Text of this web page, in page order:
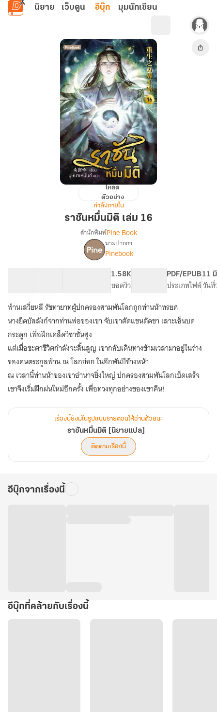
ข้ามไปยังเนื้อหาหลัก
นิยาย เว็บตูน อีบุ๊ก มุมนักเขียน
ราชัน
มิติ
โหลด
ตัวอย่าง
กำลังภายใน
ราชันหมื่นมิติ เล่ม 16
เรื่อง
ราชัน
หมื่น
มิติ
[นิยาย
แปล]
สำนักพิมพ์Pine Book
นามปากกา
Pinebook
1.58K
ยอดวิว
PDF/EPUB
ประเภทไฟล์
11
วันที่
ฟ่านเสวี่ยหลี รัชทายาทผู้ปกครองสามพันโลกถูกท่านน้าทรยศ
นางยึดบัลลังก์จากท่านพ่อของเขา จับเขาตัดแขนตัดขา เลาะเอ็นบด
กระดูก เพื่อฝึกเคล็ดวิชาขั้นสูง
แต่เมื่อชะตาชีวิตกำลังจะสิ้นสูญ เขากลับเดินทางข้ามเวลามาอยู่ในร่าง
ของคนตระกูลฟ่าน ณ โลกย่อย ในอีกพันปีข้างหน้า
ณ เวลานี้ท่านน้าของเขาอำนาจยิ่งใหญ่ ปกครองสามพันโลกเบ็ดเสร็จ
เขาจึงเริ่มฝึกฝนใหม่อีกครั้ง เพื่อทวงทุกอย่างของเขาคืน!
เรื่องนี้ยังมีในรูปแบบรายตอนให้อ่านด้วยนะ
ราชันหมื่นมิติ [นิยายแปล]
ติดตามเรื่องนี้
อีบุ๊กจากเรื่องนี้
อีบุ๊กที่คล้ายกับเรื่องนี้